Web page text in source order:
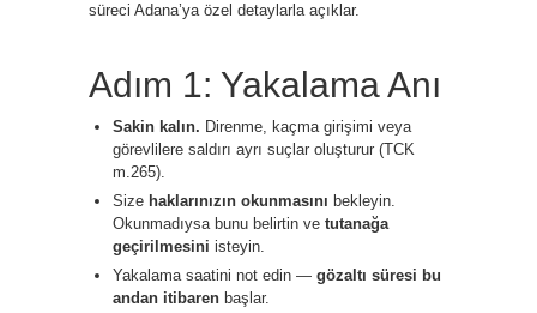
süreci Adana’ya özel detaylarla açıklar.
Adım 1: Yakalama Anı
Sakin kalın. Direnme, kaçma girişimi veya
görevlilere saldırı ayrı suçlar oluşturur (TCK
m.265).
Size haklarınızın okunmasını bekleyin.
Okunmadıysa bunu belirtin ve tutanağa
geçirilmesini isteyin.
Yakalama saatini not edin — gözaltı süresi bu
andan itibaren başlar.